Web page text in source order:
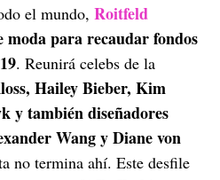
el mundo, Roitfeld
moda para recaudar fondos
. Reunirá celebs de la
Hailey Bieber, Kim
y también diseñadores
Wang y Diane von
no termina ahí. Este desfile